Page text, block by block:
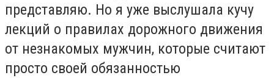
представляю. Но я уже выслушала кучу
лекций о правилах дорожного движения
от незнакомых мужчин, которые считают
просто своей обязанностью